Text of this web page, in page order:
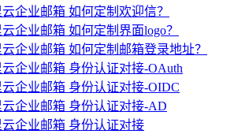
云企业邮箱 如何定制欢迎信？
云企业邮箱 如何定制界面logo？
云企业邮箱 如何定制邮箱登录地址？
云企业邮箱 身份认证对接-OAuth
云企业邮箱 身份认证对接-OIDC
云企业邮箱 身份认证对接-AD
云企业邮箱 身份认证对接